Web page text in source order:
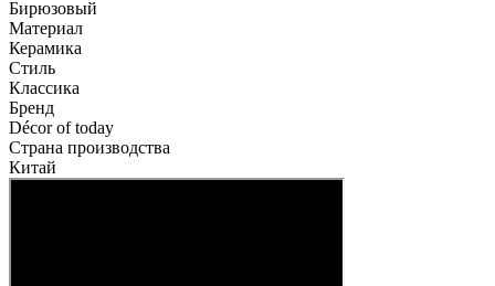
Бирюзовый
Материал
Керамика
Стиль
Классика
Бренд
Décor of today
Страна производства
Китай